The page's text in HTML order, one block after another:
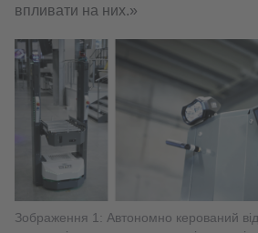
впливати на них.»
Зображення 1: Автономно керований